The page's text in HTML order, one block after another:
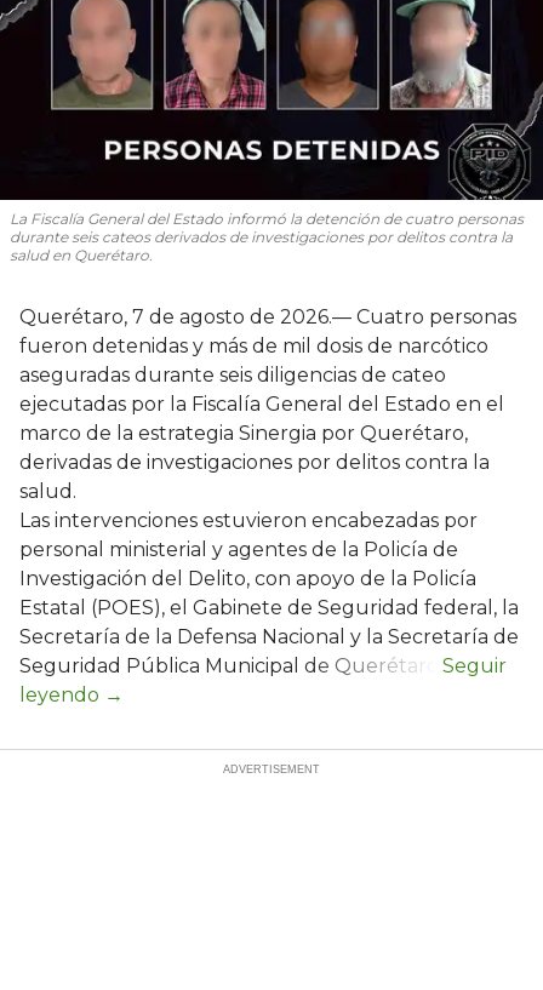
La Fiscalía General del Estado informó la detención de cuatro personas
durante seis cateos derivados de investigaciones por delitos contra la
salud en Querétaro.
Querétaro, 7 de agosto de 2026.— Cuatro personas
fueron detenidas y más de mil dosis de narcótico
aseguradas durante seis diligencias de cateo
ejecutadas por la Fiscalía General del Estado en el
marco de la estrategia Sinergia por Querétaro,
derivadas de investigaciones por delitos contra la
salud.
Las intervenciones estuvieron encabezadas por
personal ministerial y agentes de la Policía de
Investigación del Delito, con apoyo de la Policía
Estatal (POES), el Gabinete de Seguridad federal, la
Secretaría de la Defensa Nacional y la Secretaría de
Seguridad Pública Municipal de Querétaro.